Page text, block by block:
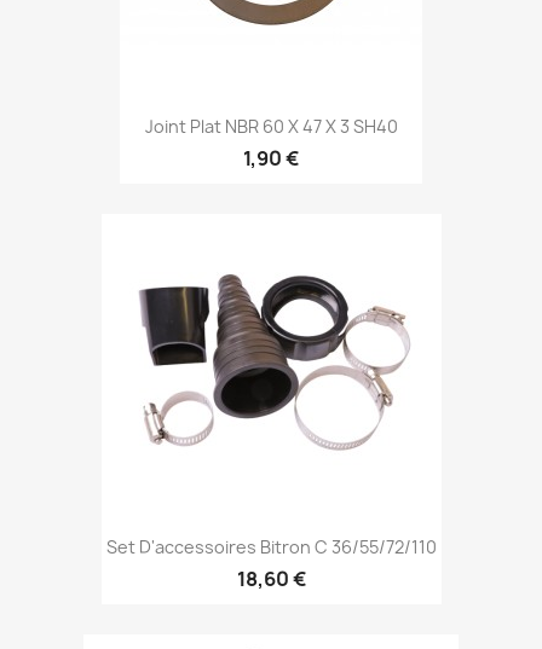
Joint Plat NBR 60 X 47 X 3 SH40
1,90 €
Set D'accessoires Bitron C 36/55/72/110
18,60 €